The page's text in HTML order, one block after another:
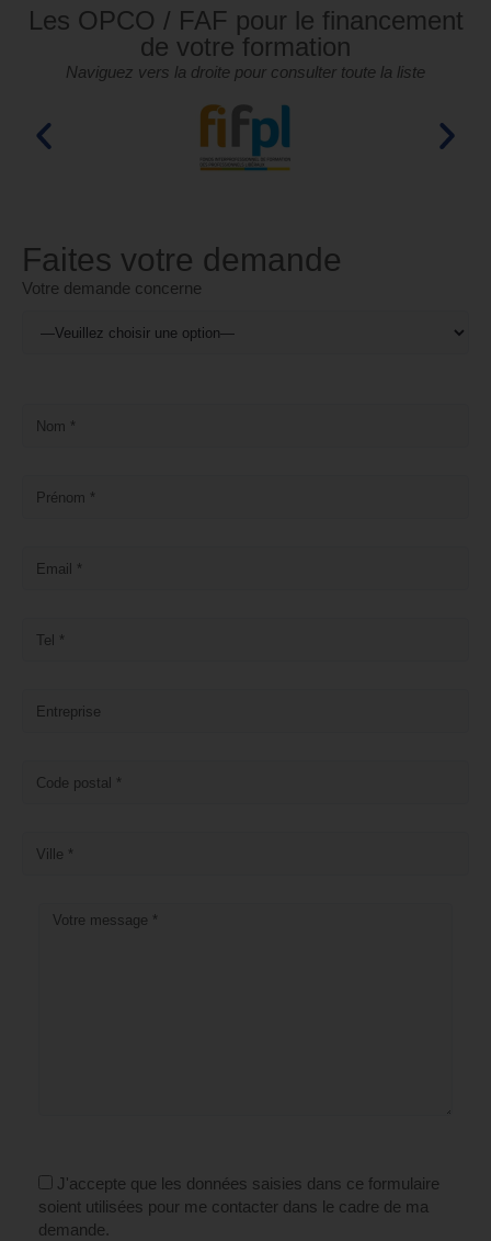
Les OPCO / FAF pour le financement
de votre formation
Naviguez vers la droite pour consulter toute la liste
Faites votre demande
Votre demande concerne
J'accepte que les données saisies dans ce formulaire
soient utilisées pour me contacter dans le cadre de ma
demande.